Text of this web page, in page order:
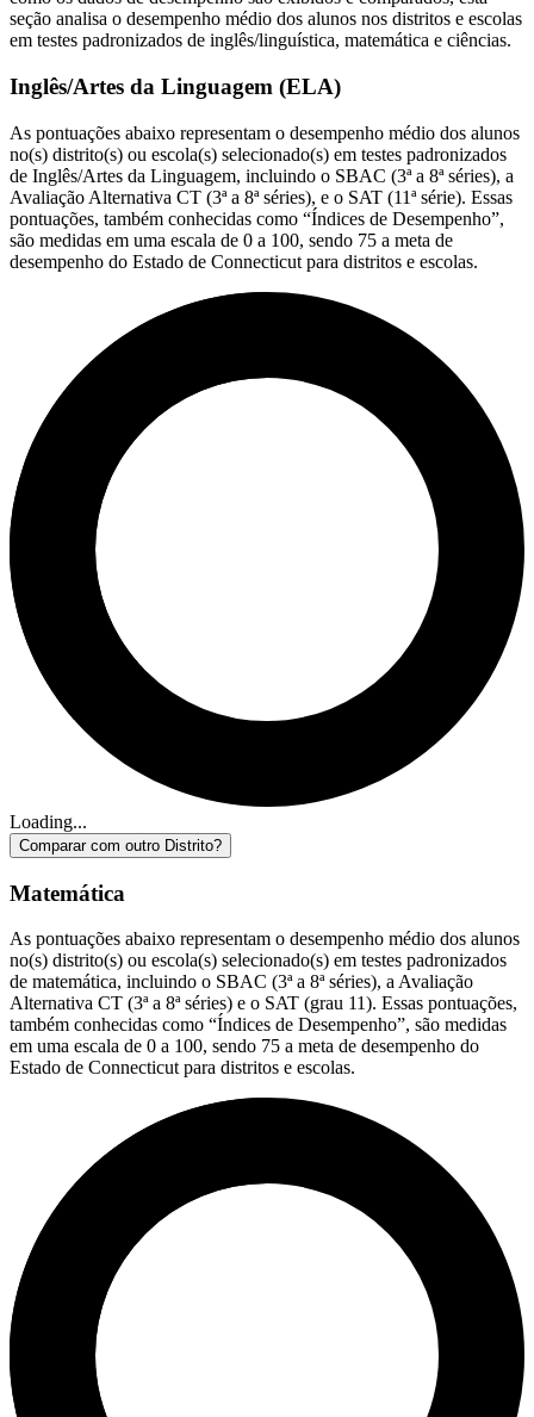
seção analisa o desempenho médio dos alunos nos distritos e escolas
em testes padronizados de inglês/linguística, matemática e ciências.
Inglês/Artes da Linguagem (ELA)
As pontuações abaixo representam o desempenho médio dos alunos
no(s) distrito(s) ou escola(s) selecionado(s) em testes padronizados
de Inglês/Artes da Linguagem, incluindo o SBAC (3ª a 8ª séries), a
Avaliação Alternativa CT (3ª a 8ª séries), e o SAT (11ª série). Essas
pontuações, também conhecidas como “Índices de Desempenho”,
são medidas em uma escala de 0 a 100, sendo 75 a meta de
desempenho do Estado de Connecticut para distritos e escolas.
Loading...
Comparar com outro Distrito?
Matemática
As pontuações abaixo representam o desempenho médio dos alunos
no(s) distrito(s) ou escola(s) selecionado(s) em testes padronizados
de matemática, incluindo o SBAC (3ª a 8ª séries), a Avaliação
Alternativa CT (3ª a 8ª séries) e o SAT (grau 11). Essas pontuações,
também conhecidas como “Índices de Desempenho”, são medidas
em uma escala de 0 a 100, sendo 75 a meta de desempenho do
Estado de Connecticut para distritos e escolas.